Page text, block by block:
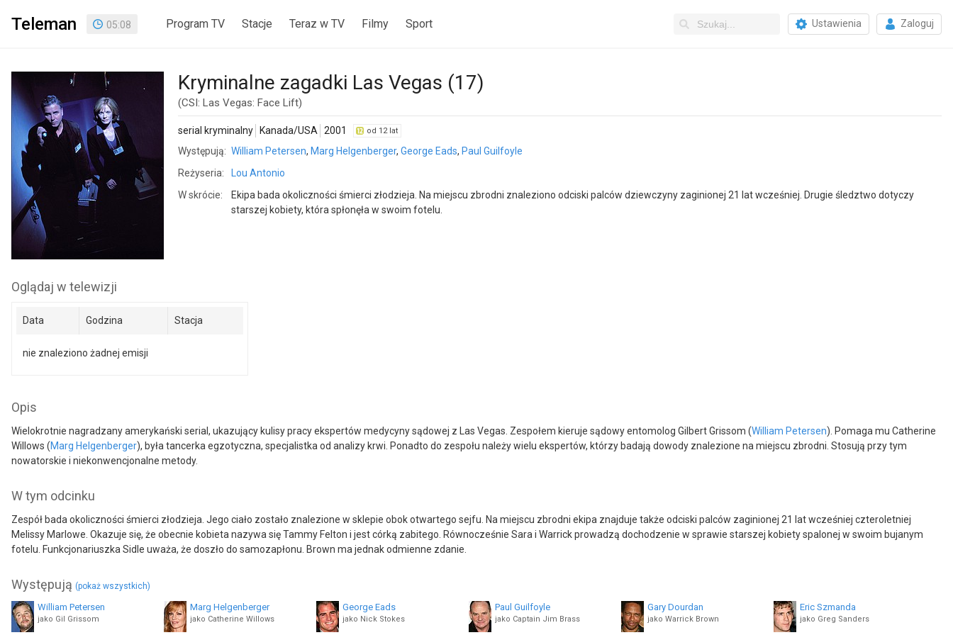
Teleman 05:08 Program TV Stacje Teraz w TV Filmy Sport Ustawienia Zaloguj
Kryminalne zagadki Las Vegas (17)
(CSI: Las Vegas: Face Lift)
serial kryminalny Kanada/USA 2001 od 12 lat
Występują: William Petersen, Marg Helgenberger, George Eads, Paul Guilfoyle
Reżyseria:
Lou Antonio
W skrócie:
Ekipa bada okoliczności śmierci złodzieja. Na miejscu zbrodni znaleziono odciski palców dziewczyny zaginionej 21 lat wcześniej. Drugie śledztwo dotyczy
starszej kobiety, która spłonęła w swoim fotelu.
Oglądaj w telewizji
Data Godzina Stacja
nie znaleziono żadnej emisji
Opis
Wielokrotnie nagradzany amerykański serial, ukazujący kulisy pracy ekspertów medycyny sądowej z Las Vegas. Zespołem kieruje sądowy entomolog Gilbert Grissom (William Petersen). Pomaga mu Catherine
Willows (Marg Helgenberger), była tancerka egzotyczna, specjalistka od analizy krwi. Ponadto do zespołu należy wielu ekspertów, którzy badają dowody znalezione na miejscu zbrodni. Stosują przy tym
nowatorskie i niekonwencjonalne metody.
W tym odcinku
Zespół bada okoliczności śmierci złodzieja. Jego ciało zostało znalezione w sklepie obok otwartego sejfu. Na miejscu zbrodni ekipa znajduje także odciski palców zaginionej 21 lat wcześniej czteroletniej
Melissy Marlowe. Okazuje się, że obecnie kobieta nazywa się Tammy Felton i jest córką zabitego. Równocześnie Sara i Warrick prowadzą dochodzenie w sprawie starszej kobiety spalonej w swoim bujanym
fotelu. Funkcjonariuszka Sidle uważa, że doszło do samozapłonu. Brown ma jednak odmienne zdanie.
Występują (pokaż wszystkich)
William Petersen
jako Gil Grissom
Marg Helgenberger
jako Catherine Willows
George Eads
jako Nick Stokes
Paul Guilfoyle
jako Captain Jim Brass
Gary Dourdan
jako Warrick Brown
Eric Szmanda
jako Greg Sanders